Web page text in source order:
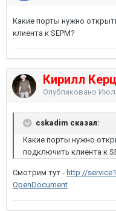
Какие порты нужно
клиента к SEPM?
Кирилл
Опубликовано
cskadim сказал:
Какие порты нужно
подключить клиента к
Смотрим тут - http://
OpenDocument